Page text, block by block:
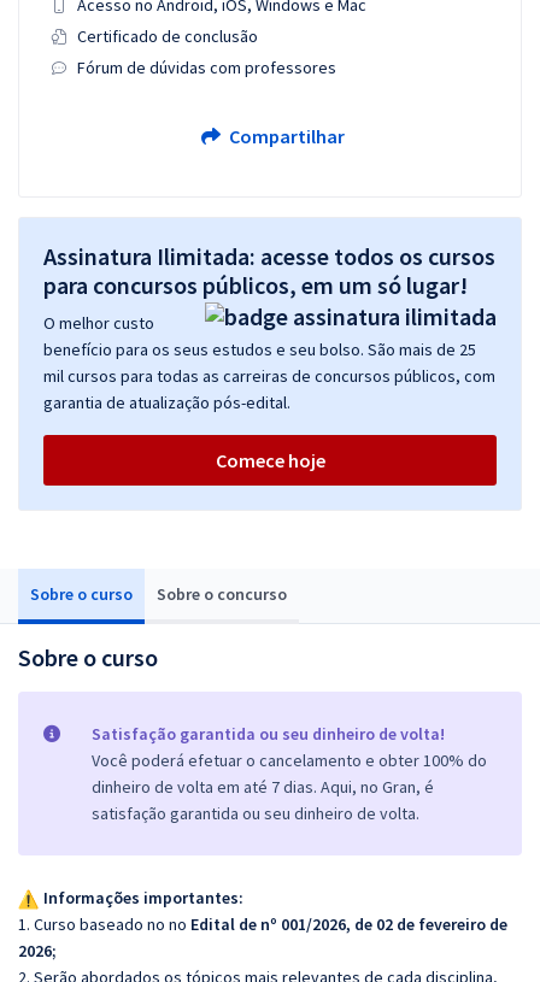
Sobre o curso Sobre o concurso
Sobre o curso
Satisfação garantida ou seu dinheiro de volta!
Você poderá efetuar o cancelamento e obter 100% do
dinheiro de volta em até 7 dias. Aqui, no Gran, é
satisfação garantida ou seu dinheiro de volta.
Informações importantes:
1. Curso baseado no no Edital de nº 001/2026, de 02 de fevereiro de
2026;
2. Serão abordados os tópicos mais relevantes de cada disciplina,
Acesso no Android, iOS, Windows e Mac
Certificado de conclusão
Fórum de dúvidas com professores
Compartilhar
Assinatura Ilimitada: acesse todos os cursos
para concursos públicos, em um só lugar!
O melhor custo
benefício para os seus estudos e seu bolso. São mais de 25
mil cursos para todas as carreiras de concursos públicos, com
garantia de atualização pós-edital.
Comece hoje